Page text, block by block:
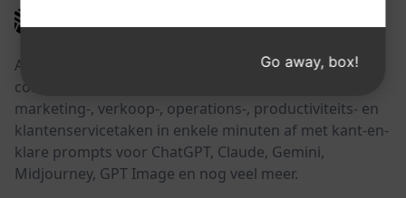
AIPRM
AIPRM is een tool voor promptbeheer en een
community-gedreven promptbibliotheek. Rond
marketing-, verkoop-, operations-, productiviteits- en
klantenservicetaken in enkele minuten af met kant-en-
klare prompts voor ChatGPT, Claude, Gemini,
Midjourney, GPT Image en nog veel meer.
Go away, box!